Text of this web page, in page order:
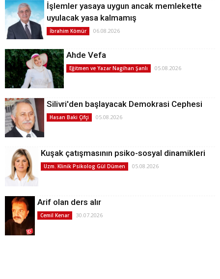
İşlemler yasaya uygun ancak memlekette
uyulacak yasa kalmamış
İbrahim Kömür 06.08.2026
Ahde Vefa
Eğitmen ve Yazar Nagihan Şanlı 05.08.2026
Silivri'den başlayacak Demokrasi Cephesi
Hasan Baki Çifçi 05.08.2026
Kuşak çatışmasının psiko-sosyal dinamikleri
Uzm. Klinik Psikolog Gül Dümen 05.08.2026
Arif olan ders alır
Cemil Kenar 30.07.2026